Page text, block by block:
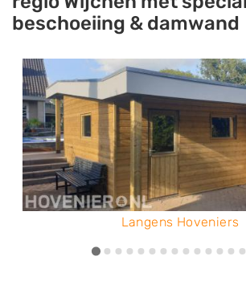
beschoeiing & damwand
Langens Hoveniers